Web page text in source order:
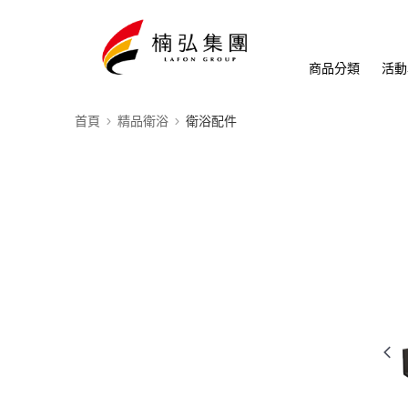
商品分類 活
首頁 精品衛浴 衛浴配件